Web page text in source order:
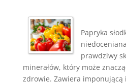
Papryka
prawdziwy
minerałów, który może
zdrowie. Zawiera imponującą